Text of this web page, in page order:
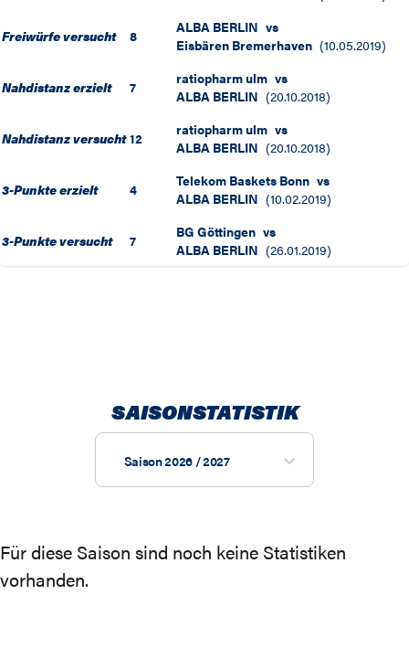
Freiwürfe versucht 8 ALBA BERLIN vs
Eisbären Bremerhaven (10.05.2019)
Nahdistanz erzielt 7 ratiopharm ulm vs
ALBA BERLIN (20.10.2018)
Nahdistanz versucht 12 ratiopharm ulm vs
ALBA BERLIN (20.10.2018)
3-Punkte erzielt 4 Telekom Baskets Bonn vs
ALBA BERLIN (10.02.2019)
3-Punkte versucht 7 BG Göttingen vs
ALBA BERLIN (26.01.2019)
SAISONSTATISTIK
Saison 2026 / 2027
Für diese Saison sind noch keine Statistiken
vorhanden.